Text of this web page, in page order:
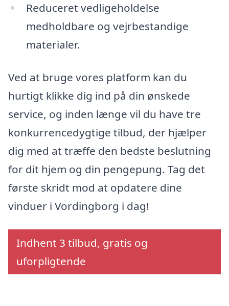
Reduceret vedligeholdelse
medholdbare og vejrbestandige
materialer.
Ved at bruge vores platform kan du
hurtigt klikke dig ind på din ønskede
service, og inden længe vil du have tre
konkurrencedygtige tilbud, der hjælper
dig med at træffe den bedste beslutning
for dit hjem og din pengepung. Tag det
første skridt mod at opdatere dine
vinduer i Vordingborg i dag!
Indhent 3 tilbud, gratis og
uforpligtende